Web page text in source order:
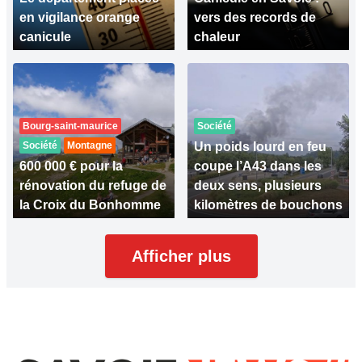
en vigilance orange
canicule
vers des records de
chaleur
Bourg-saint-maurice
Société
Montagne
600 000 € pour la
rénovation du refuge de
la Croix du Bonhomme
Société
Un poids lourd en feu
coupe l’A43 dans les
deux sens, plusieurs
kilomètres de bouchons
Afficher plus